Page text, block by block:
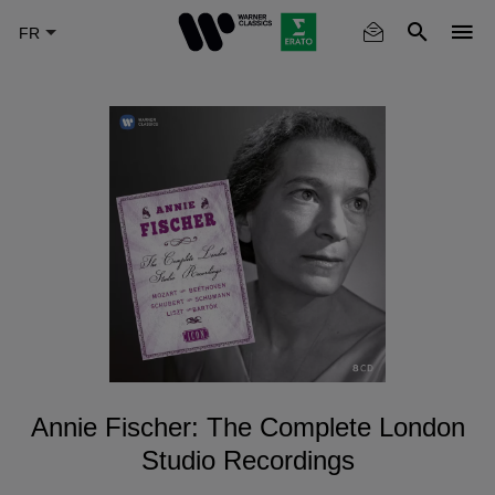
Annie Fischer: The Complete London
Studio Recordings